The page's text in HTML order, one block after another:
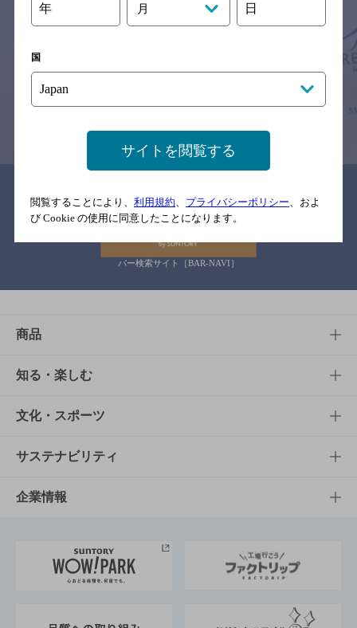
サイトマップ 利用規約
念のためお店にご確認の上ご来店くださいますようお願い申し上げま
バー検索サイト［BAR-NAVI］
商品
商品TOP
商品一覧
商品発売情報
栄養成分一覧
知る・楽しむ
知る・楽しむTOP
キャンペーン
工場見学
地域情報
文化・スポーツ
文化・スポーツTOP
サントリーホール
サントリーサンバーズ大阪
サステナビリティ
サステナビリティTOP
サントリーが考えるサステナビリティ経営
企業情報
企業概要
年 月 日
国
サイトを閲覧する
閲覧することにより、 利用規約 プライバシーポリシー 、およ
び Cookie の使用に同意したことになります。